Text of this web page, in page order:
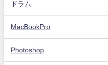
ドラム
MacBookPro
Photoshop